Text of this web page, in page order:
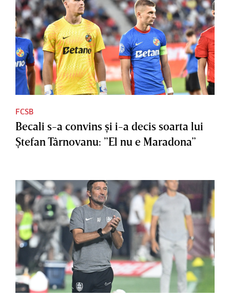
FCSB
Becali s-a convins şi i-a decis soarta lui
Ştefan Târnovanu: ”El nu e Maradona”